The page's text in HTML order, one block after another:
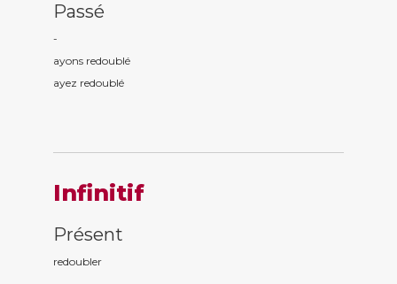
Passé
-
ayons redoublé
ayez redoublé
Infinitif
Présent
redoubler